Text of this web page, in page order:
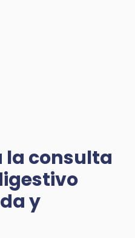
la consulta
y